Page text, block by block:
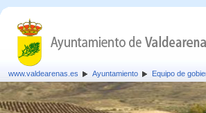
www.valdearenas.es Ayuntamiento Equipo de